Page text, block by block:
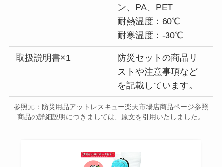
ン、PA、PET
耐熱温度：60℃
耐寒温度：-30℃
取扱説明書×1
防災セットの商品リ
ストや注意事項など
を記載しています。
参照元：防災用品アットレスキュー楽天市場店商品ページ参照
商品の詳細説明につきましては、原文を引用いたしました。